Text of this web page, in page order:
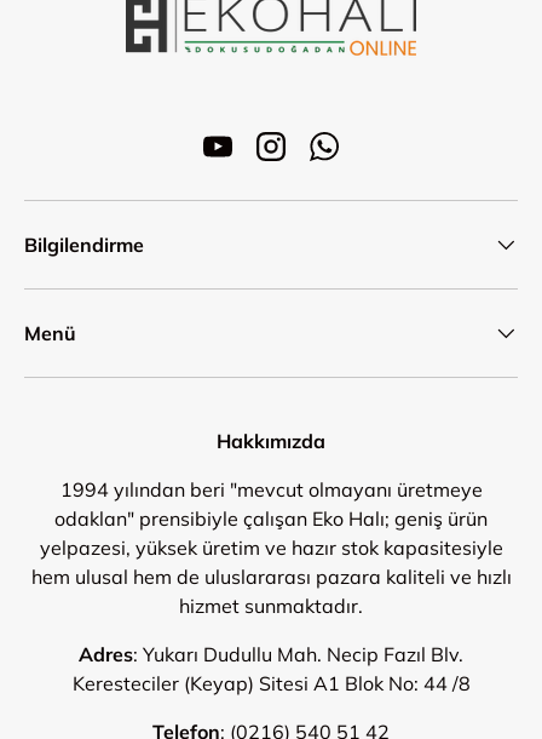
YouTubeInstagramWhatsApp
Bilgilendirme
Menü
Hakkımızda
1994 yılından beri "mevcut olmayanı üretmeye
odaklan" prensibiyle çalışan Eko Halı; geniş ürün
yelpazesi, yüksek üretim ve hazır stok kapasitesiyle
hem ulusal hem de uluslararası pazara kaliteli ve hızlı
hizmet sunmaktadır.
Adres: Yukarı Dudullu Mah. Necip Fazıl Blv.
Keresteciler (Keyap) Sitesi A1 Blok No: 44 /8
Telefon: (0216) 540 51 42